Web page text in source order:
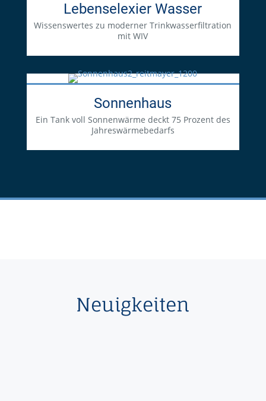
Lebenselexier Wasser
Wissenswertes zu moderner Trinkwasserfiltration
mit WIV
Sonnenhaus
Ein Tank voll Sonnenwärme deckt 75 Prozent des
Jahreswärmebedarfs
Neuigkeiten